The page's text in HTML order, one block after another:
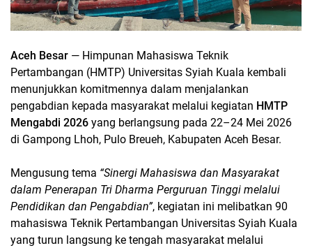
Aceh Besar — Himpunan Mahasiswa Teknik
Pertambangan (HMTP) Universitas Syiah Kuala kembali
menunjukkan komitmennya dalam menjalankan
pengabdian kepada masyarakat melalui kegiatan HMTP
Mengabdi 2026 yang berlangsung pada 22–24 Mei 2026
di Gampong Lhoh, Pulo Breueh, Kabupaten Aceh Besar.
Mengusung tema “Sinergi Mahasiswa dan Masyarakat
dalam Penerapan Tri Dharma Perguruan Tinggi melalui
Pendidikan dan Pengabdian”, kegiatan ini melibatkan 90
mahasiswa Teknik Pertambangan Universitas Syiah Kuala
yang turun langsung ke tengah masyarakat melalui